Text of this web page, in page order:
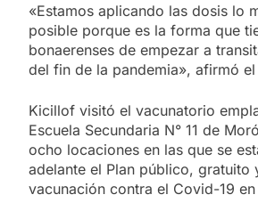
«Estamos aplicando las dosis lo
posible porque es la forma que
bonaerenses de empezar a
del fin de la pandemia», afirmó
Kicillof visitó el vacunatorio
Escuela Secundaria N° 11 de
ocho locaciones en las que se
adelante el Plan público, gratuito
vacunación contra el Covid-19